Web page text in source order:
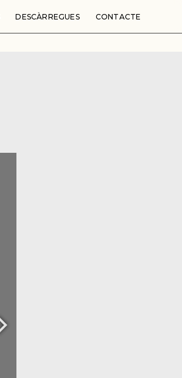
DESCÀRREGUES CONTACTE
DESCARREGAR